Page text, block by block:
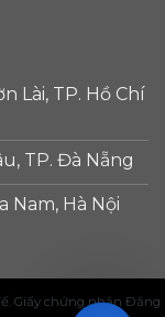
Lài, TP. Hồ Chí
TP. Đà Nẵng
Nam, Hà Nội
Giấy chứng nhận Đăng